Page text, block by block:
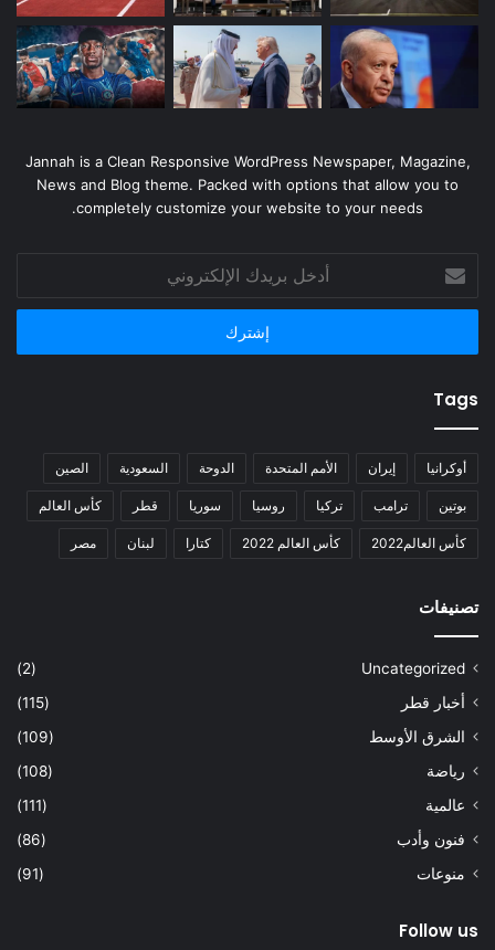
Jannah is a Clean Responsive WordPress Newspaper, Magazine,
News and Blog theme. Packed with options that allow you to
completely customize your website to your needs.
أدخل
بريدك
الإلكتروني
Tags
أوكرانيا إيران الأمم المتحدة الدوحة السعودية الصين
بوتين ترامب تركيا روسيا سوريا قطر كأس العالم
كأس العالم2022 كأس العالم 2022 كتارا لبنان مصر
تصنيفات
Uncategorized
(2)
أخبار قطر
(115)
الشرق الأوسط
(109)
رياضة
(108)
عالمية
(111)
فنون وأدب
(86)
منوعات
(91)
Follow us